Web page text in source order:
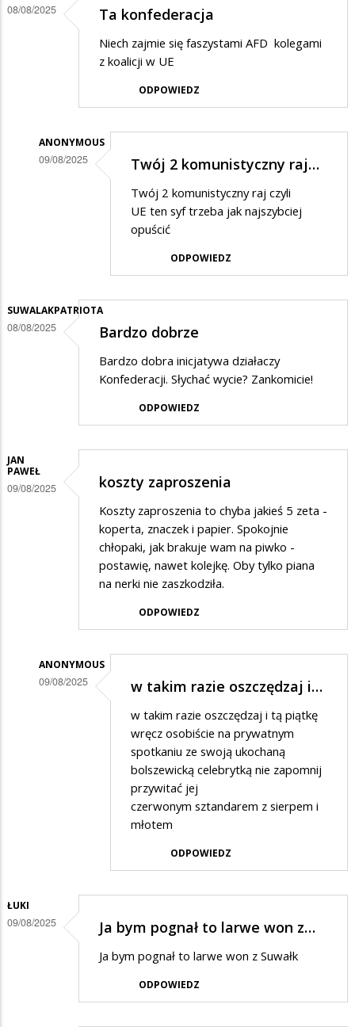
08/08/2025 Ta konfederacja
Niech zajmie się faszystami AFD kolegami
z koalicji w UE
ODPOWIEDZ
ANONYMOUS
09/08/2025
odpowiedzi
Ta
konfederacja
Twój 2 komunistyczny raj…
Twój 2 komunistyczny raj czyli
UE ten syf trzeba jak najszybciej
opuścić
ODPOWIEDZ
SUWALAKPATRIOTA
08/08/2025 Bardzo dobrze
Bardzo dobra inicjatywa działaczy
Konfederacji. Słychać wycie? Zankomicie!
ODPOWIEDZ
JAN
PAWEŁ
09/08/2025 koszty zaproszenia
Koszty zaproszenia to chyba jakieś 5 zeta -
koperta, znaczek i papier. Spokojnie
chłopaki, jak brakuje wam na piwko -
postawię, nawet kolejkę. Oby tylko piana
na nerki nie zaszkodziła.
ODPOWIEDZ
ANONYMOUS
09/08/2025 w takim razie oszczędzaj i…
w takim razie oszczędzaj i tą piątkę
wręcz osobiście na prywatnym
spotkaniu ze swoją ukochaną
bolszewicką celebrytką nie zapomnij
przywitać jej
czerwonym sztandarem z sierpem i
młotem
ODPOWIEDZ
ŁUKI
09/08/2025 Ja bym pognał to larwe won z…
Ja bym pognał to larwe won z Suwałk
ODPOWIEDZ